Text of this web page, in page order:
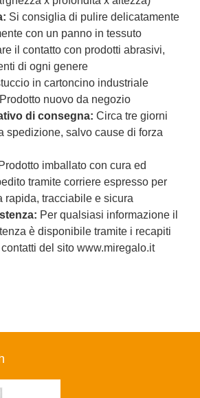
Si consiglia di pulire delicatamente
con un panno in tessuto
il contatto con prodotti abrasivi,
di ogni genere
in cartoncino industriale
Prodotto nuovo da negozio
di consegna: Circa tre giorni
spedizione, salvo cause di forza
Prodotto imballato con cura ed
tramite corriere espresso per
rapida, tracciabile e sicura
Per qualsiasi informazione il
è disponibile tramite i recapiti
del sito www.miregalo.it